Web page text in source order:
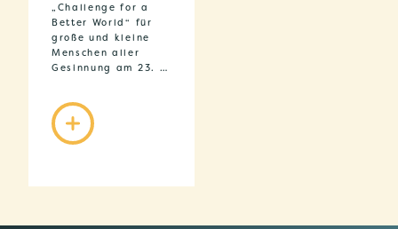
„Challenge for a
Better World“ für
große und kleine
Menschen aller
Gesinnung am 23. …